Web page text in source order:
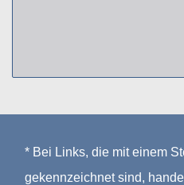
* Bei Links, die mit einem
gekennzeichnet sind,